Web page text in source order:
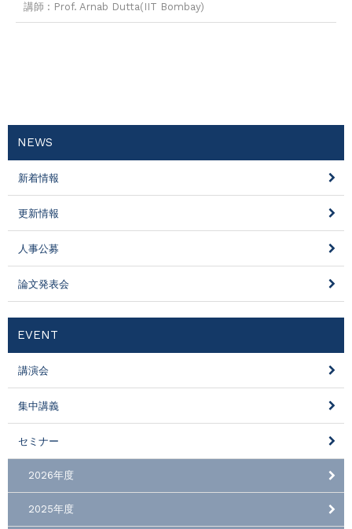
講師 : Prof. Arnab Dutta(IIT Bombay)
NEWS
新着情報
更新情報
人事公募
論文発表会
EVENT
講演会
集中講義
セミナー
2026年度
2025年度